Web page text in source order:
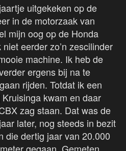
uitgekeken op de
in de motorzaak van
mijn oog op de Honda
eerder zo’n zescilinder
machine. Ik heb de
ergens bij na te
rijden. Totdat ik een
kwam en daar
zag staan. Dat was de
later, nog steeds in bezit
die dertig jaar van 20.000
gegaan. Gemeten